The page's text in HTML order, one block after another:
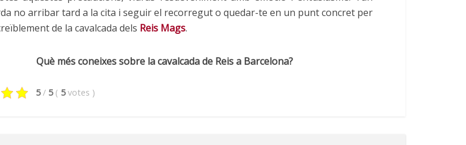
no arribar tard a la cita i seguir el recorregut o quedar-te en un punt concret per
de la cavalcada dels Reis Mags.
Què més coneixes sobre la cavalcada de Reis a Barcelona?
5 / 5 ( 5 votes )